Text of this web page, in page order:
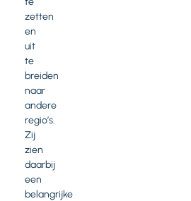
zetten
en
uit
te
breiden
naar
andere
regio’s.
Zij
zien
daarbij
een
belangrijke